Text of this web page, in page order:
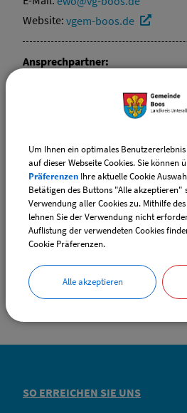
Website: vgem-boos.de
Ansprechpartner:
standesamt@vg-boos.de
Website:
vgem-boos.de
Ansprechpartner:
ElviraEhrle
Tel.:(08335) 9829-17
E-Mail: ewo@vg-boos.de
Website:vgem-boos.de
SO ERREICHEN SIE UNS
Um Ihnen ein optimales
auf dieser Webseite Cookies. Sie können
Präferenzen Ihre aktuelle Cookie
Betätigen des Buttons "Alle akzeptieren"
Verwendung aller Cookies zu. Mithilfe
lehnen Sie der Verwendung nicht
Auflistung der verwendeten Cookies
Cookie Präferenzen.
Alle akzeptieren